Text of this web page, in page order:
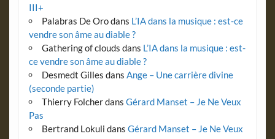
III+
Palabras De Orodans L’IA dans la musique : est-ce
vendre son âme au diable ?
Gathering of clouds dans L’IA dans la musique : est-
ce vendre son âme au diable ?
Desmedt Gilles dans Ange – Une carrière divine
(seconde partie)
Thierry Folcherdans Gérard Manset – Je Ne Veux
Pas
Bertrand Lokuli dans Gérard Manset – Je Ne Veux